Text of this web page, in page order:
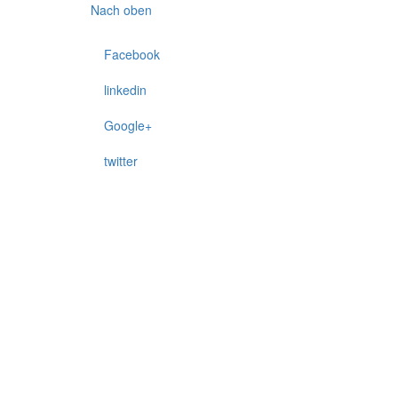
Nach oben
Facebook
linkedin
Google+
twitter